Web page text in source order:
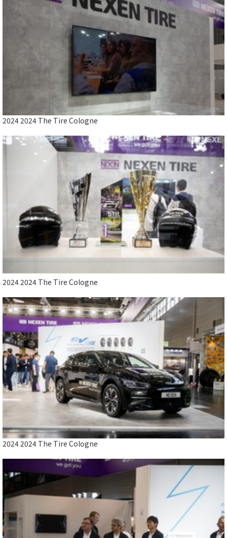
2024 2024 The Tire Cologne
2024 2024 The Tire Cologne
Close
2024 2024 The Tire Cologne
Close
2024 2024 The Tire Cologne